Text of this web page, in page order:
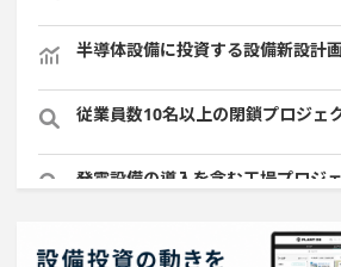
半導体設備に投資する設備新設計
従業員数10名以上の閉鎖プロジェ
発電設備の導入を含む工場プロジ
完成から約10年経過プロジェクト